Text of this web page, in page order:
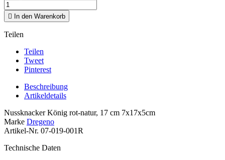
 In den Warenkorb
Teilen
Teilen
Tweet
Pinterest
Beschreibung
Artikeldetails
Nussknacker König rot-natur, 17 cm 7x17x5cm
Marke Dregeno
Artikel-Nr. 07-019-001R
Technische Daten